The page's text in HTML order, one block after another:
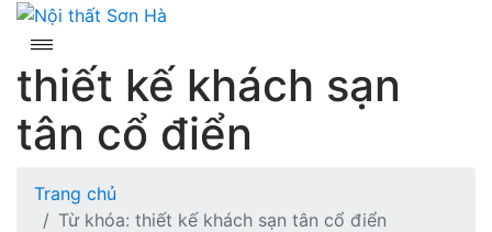
Skip
content
thiết kế khách sạn
tân cổ điển
Trang chủ
Từ khóa: thiết kế khách sạn tân cổ điển